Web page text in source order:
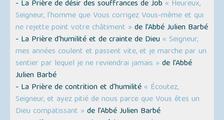
- La Prière de désir des souffrances de Job « Heureux,
Seigneur, l'homme que Vous corrigez Vous-même et qui
ne rejette point votre châtiment » de l’Abbé Julien Barbé
- La Prière d'humilité et de crainte de Dieu « Seigneur,
mes années coulent et passent vite, et je marche par un
sentier par lequel je ne reviendrai jamais » de l’Abbé
Julien Barbé
- La Prière de contrition et d'humilité « Écoutez,
Seigneur, et ayez pitié de nous parce que Vous êtes un
Dieu compatissant » de l’Abbé Julien Barbé